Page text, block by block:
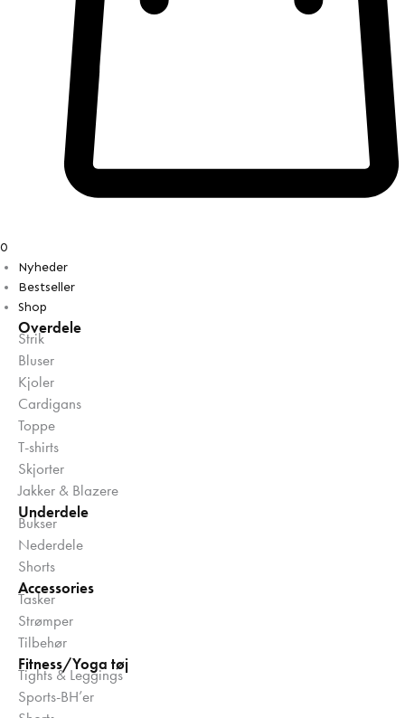
0
Nyheder
Bestseller
Shop
Overdele
Strik
Bluser
Kjoler
Cardigans
Toppe
T-shirts
Skjorter
Jakker & Blazere
Underdele
Bukser
Nederdele
Shorts
Accessories
Tasker
Strømper
Tilbehør
Fitness/Yoga tøj
Tights & Leggings
Sports-BH’er